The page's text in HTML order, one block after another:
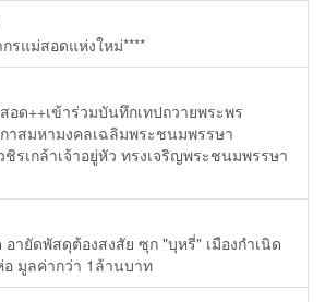
รแม่สอดแห่งใหม่****
ด++เข้าร่วมบันทึกเทปถวายพระพร
าสมหามงคลเฉลิมพระชนมพรรษา
รเกล้าเจ้าอยู่หัว ทรงเจริญพระชนมพรรษา
ายัดพัสดุต้องสงสัย ซุก "บุหรี่" เมืองกำเนิด
อ มูลค่ากว่า 1ล้านบาท